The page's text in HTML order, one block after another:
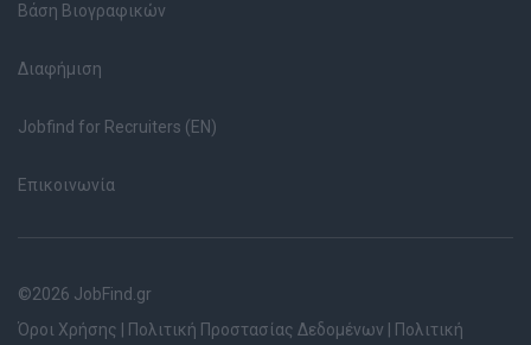
Βάση Βιογραφικών
Διαφήμιση
Jobfind for Recruiters (EN)
Επικοινωνία
©2026 JobFind.gr
Όροι Χρήσης
Πολιτική Προστασίας Δεδομένων Πολιτική